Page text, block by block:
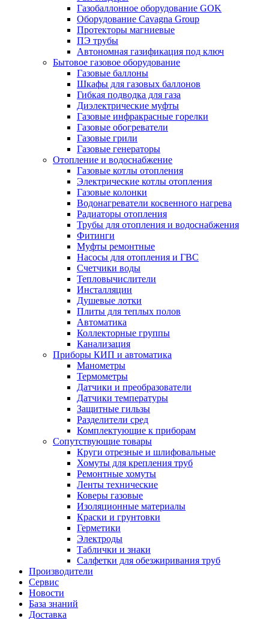
Газобаллонное оборудование GOK
Оборудование Cavagna Group
Протекторы магниевые
ПЭ трубы
Автономная газификация под ключ
Бытовое газовое оборудование
Газовые баллоны
Шкафы для газовых баллонов
Гибкая подводка для газа
Диэлектрические муфты
Газовые инфракрасные горелки
Газовые обогреватели
Газовые грили
Газовые генераторы
Отопление и водоснабжение
Газовые котлы отопления
Электрические котлы отопления
Газовые колонки
Водонагреватели косвенного нагрева
Радиаторы отопления
Трубы для отопления и водоснабжения
Фитинги
Муфты ремонтные
Насосы для отопления и ГВС
Счетчики воды
Тепловычислители
Инсталляции
Душевые лотки
Плиты для теплых полов
Автоматика
Коллекторные группы
Канализация
Приборы КИП и автоматика
Манометры
Термометры
Датчики и преобразователи
Датчики температуры
Защитные гильзы
Разделители сред
Комплектующие к приборам
Сопутствующие товары
Круги отрезные и шлифовальные
Хомуты для крепления труб
Ремонтные хомуты
Ленты технические
Коверы газовые
Изоляционные материалы
Краски и грунтовки
Герметики
Электроды
Таблички и знаки
Салфетки для обезжиривания труб
Производители
Сервис
Новости
База знаний
Доставка